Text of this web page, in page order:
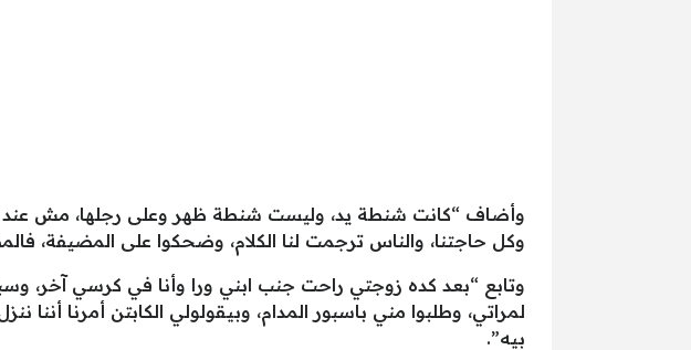
وأضاف “كانت شنطة يد، وليست شنطة ظهر وعلى رجلها، مش عند
وكل حاجتنا، والناس ترجمت لنا الكلام، وضحكوا على المضيفة،
لمراتي، وطلبوا مني باسبور المدام، وبيقولولي الكابتن أمرنا أننا
بيه”.